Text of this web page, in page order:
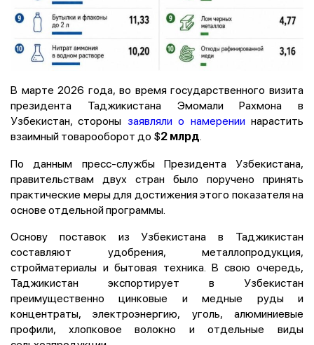
В марте 2026 года, во время государственного визита
президента Таджикистана Эмомали Рахмона в
Узбекистан, стороны заявляли о намерениинарастить
взаимный товарооборот до $2 млрд.
По данным пресс-службы Президента Узбекистана,
правительствам двух стран было поручено принять
практические меры для достижения этого показателя на
основе отдельной программы.
Основу поставок из Узбекистана в Таджикистан
составляют удобрения, металлопродукция,
стройматериалы и бытовая техника. В свою очередь,
Таджикистан экспортирует в Узбекистан
преимущественно цинковые и медные руды и
концентраты, электроэнергию, уголь, алюминиевые
профили, хлопковое волокно и отдельные виды